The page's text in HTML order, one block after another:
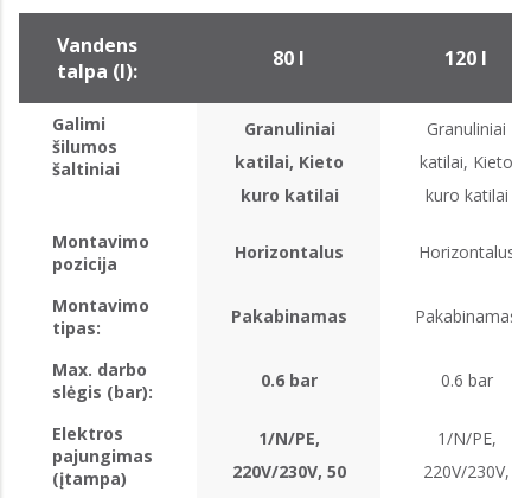
Vandens
talpa (l):
80 l 120 l
Galimi
šilumos
šaltiniai
Granuliniai
katilai, Kieto
kuro katilai
Granuliniai
katilai, Kieto
kuro katilai
Montavimo
pozicija
Horizontalus Horizontalus
Montavimo
tipas:
Pakabinamas Pakabinamas
Max. darbo
slėgis (bar):
0.6 bar 0.6 bar
Elektros
pajungimas
(įtampa)
1/N/PE,
220V/230V, 50
1/N/PE,
220V/230V,